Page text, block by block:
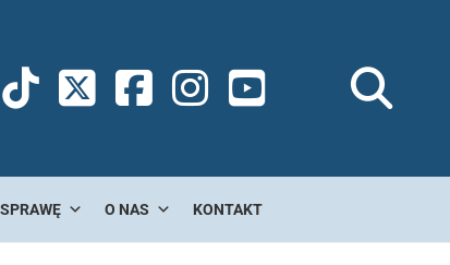
O NAS KONTAKT